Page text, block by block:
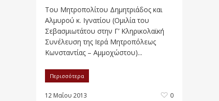
Του Μητροπολίτου Δημητριάδος και
Αλμυρού κ. Ιγνατίου (Ομιλία του
Σεβασμιωτάτου στην Γ’ Κληρικολαϊκή
Συνέλευση της Ιερά Μητροπόλεως
Κωνσταντίας – Αμμοχώστου)...
Περισσότερα
12 Μαΐου 2013 0